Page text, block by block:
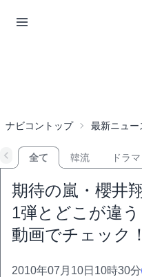
ナビコントップ 最新ニュー
全て 韓流 ドラマ
期待の嵐・櫻井
1弾とどこが違
動画でチェック！
2010年07月10日10時30分